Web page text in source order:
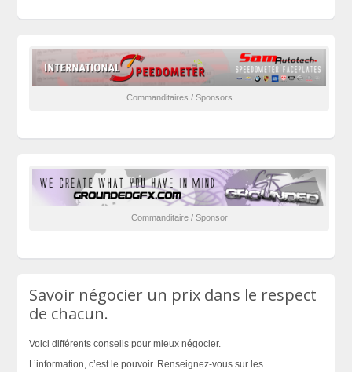
Commanditaires / Sponsors
Commanditaire / Sponsor
Savoir négocier un prix dans le respect
de chacun.
Voici différents conseils pour mieux négocier.
L’information, c’est le pouvoir. Renseignez-vous sur les